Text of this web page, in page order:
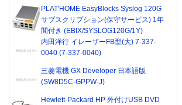
PLAT'HOME EasyBlocks Syslog 120G
サブスクリプション(保守サービス) 1年
間付き (EBIX/SYSLOG120G/1Y)
内田洋行 イレーザーFB型(大) 7-337-
0040 (7-337-0040)
三菱電機 GX Developer 日本語版
(SW8D5C-GPPW-J)
Hewlett-Packard HP 外付けUSB DVD